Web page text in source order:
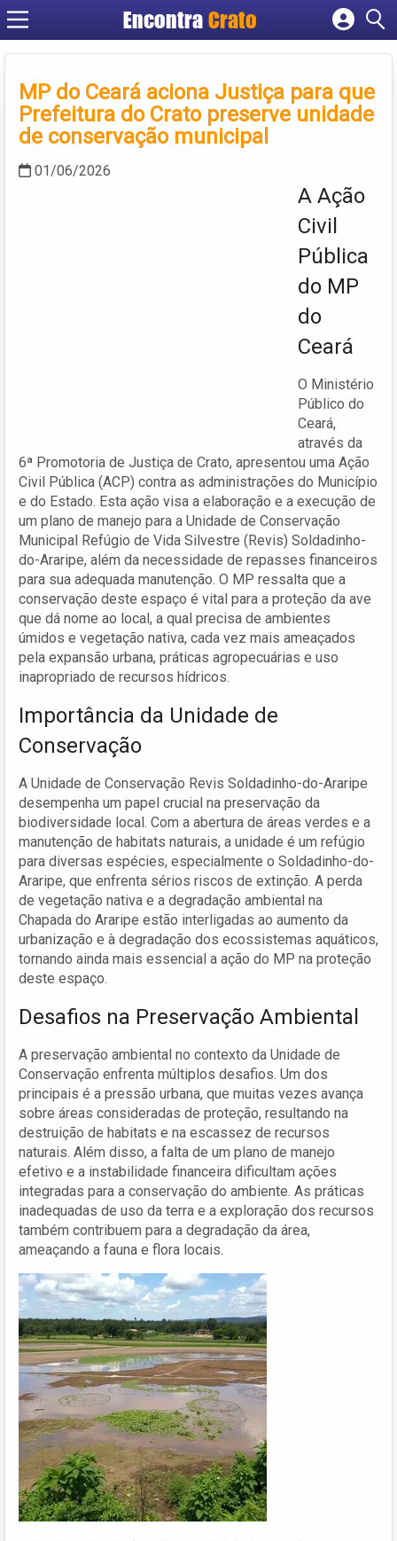
Encontra Crato
Cadastrar empresa
Criar conta
MP do Ceará aciona Justiça para que
Prefeitura do Crato preserve unidade
de conservação municipal
01/06/2026
A Ação
Civil
Pública
do MP
do
Ceará
O Ministério
Público do
Ceará,
através da
6ª Promotoria de Justiça de Crato, apresentou uma Ação
Civil Pública (ACP) contra as administrações do Município
e do Estado. Esta ação visa a elaboração e a execução de
um plano de manejo para a Unidade de Conservação
Municipal Refúgio de Vida Silvestre (Revis) Soldadinho-
do-Araripe, além da necessidade de repasses financeiros
para sua adequada manutenção. O MP ressalta que a
conservação deste espaço é vital para a proteção da ave
que dá nome ao local, a qual precisa de ambientes
úmidos e vegetação nativa, cada vez mais ameaçados
pela expansão urbana, práticas agropecuárias e uso
inapropriado de recursos hídricos.
Importância da Unidade de
Conservação
A Unidade de Conservação Revis Soldadinho-do-Araripe
desempenha um papel crucial na preservação da
biodiversidade local. Com a abertura de áreas verdes e a
manutenção de habitats naturais, a unidade é um refúgio
para diversas espécies, especialmente o Soldadinho-do-
Araripe, que enfrenta sérios riscos de extinção. A perda
de vegetação nativa e a degradação ambiental na
Chapada do Araripe estão interligadas ao aumento da
urbanização e à degradação dos ecossistemas aquáticos,
tornando ainda mais essencial a ação do MP na proteção
deste espaço.
Desafios na Preservação Ambiental
A preservação ambiental no contexto da Unidade de
Conservação enfrenta múltiplos desafios. Um dos
principais é a pressão urbana, que muitas vezes avança
sobre áreas consideradas de proteção, resultando na
destruição de habitats e na escassez de recursos
naturais. Além disso, a falta de um plano de manejo
efetivo e a instabilidade financeira dificultam ações
integradas para a conservação do ambiente. As práticas
inadequadas de uso da terra e a exploração dos recursos
também contribuem para a degradação da área,
ameaçando a fauna e flora locais.